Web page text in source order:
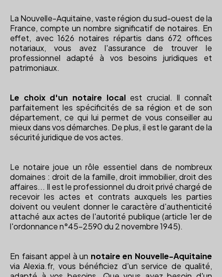
La Nouvelle-Aquitaine, vaste région du sud-ouest de la
France, compte un nombre significatif de notaires. En
effet, avec 1626 notaires répartis dans 672 offices
notariaux, vous avez l'assurance de trouver le
professionnel adapté à vos besoins juridiques et
patrimoniaux.
Le choix d'un notaire localest crucial. Il connaît
parfaitement les spécificités de sa région et de son
département, ce qui lui permet de vous conseiller au
mieux dans vos démarches. De plus, il est le garant de la
sécurité juridique de vos actes.
Le notaire joue un rôle essentiel dans de nombreux
domaines : droit de la famille, droit immobilier, droit des
affaires... Il est le professionnel du droit privé chargé de
recevoir les actes et contrats auxquels les parties
doivent ou veulent donner le caractère d'authenticité
attaché aux actes de l'autorité publique (article 1er de
l'ordonnance n°45-2590 du 2 novembre 1945).
En faisant appel à un notaire en Nouvelle-Aquitaine
via Alexia.fr, vous bénéficiez d'un service de qualité,